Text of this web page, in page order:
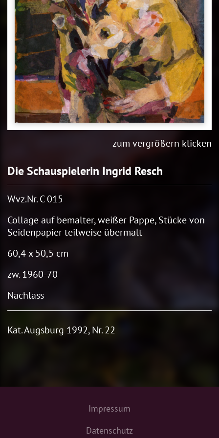
zum vergrößern klicken
Die Schauspielerin Ingrid Resch
Wvz.Nr. C 015
Collage auf bemalter, weißer Pappe, Stücke von
Seidenpapier teilweise übermalt
60,4 x 50,5 cm
zw. 1960-70
Nachlass
Kat. Augsburg 1992, Nr. 22
Impressum
Datenschutz